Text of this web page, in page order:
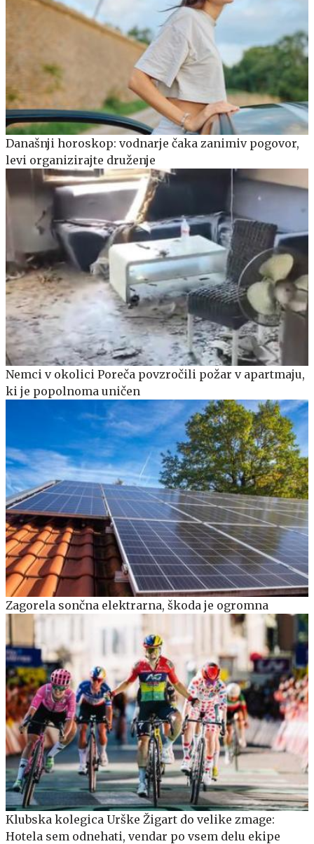
Današnji horoskop: vodnarje čaka zanimiv pogovor,
levi organizirajte druženje
Nemci v okolici Poreča povzročili požar v apartmaju,
ki je popolnoma uničen
Zagorela sončna elektrarna, škoda je ogromna
Klubska kolegica Urške Žigart do velike zmage:
Hotela sem odnehati, vendar po vsem delu ekipe